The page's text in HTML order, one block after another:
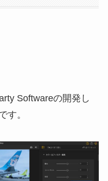
Softwareの開発し
す。